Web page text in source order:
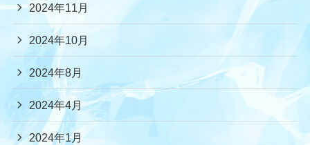
2024年11月
2024年10月
2024年8月
2024年4月
2024年1月